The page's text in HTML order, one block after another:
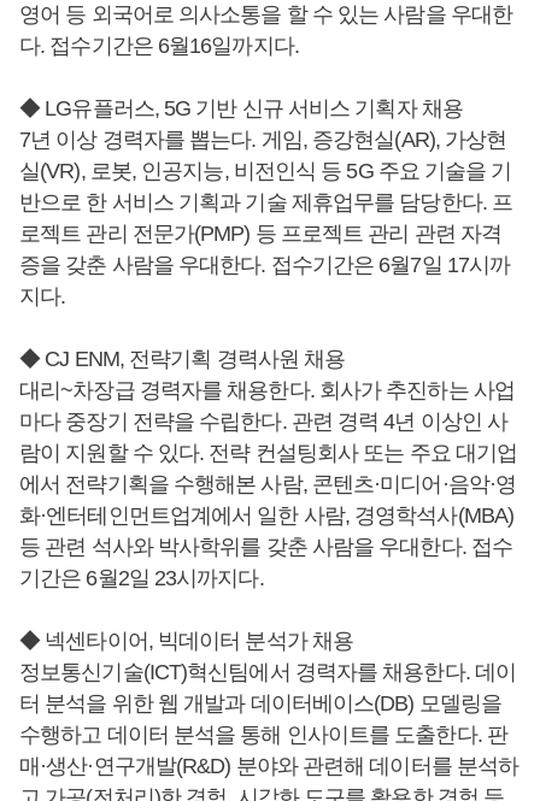
영어 등 외국어로 의사소통을 할 수 있는 사람을 우대한
다. 접수기간은 6월16일까지다.
◆ LG유플러스, 5G 기반 신규 서비스 기획자 채용
7년 이상 경력자를 뽑는다. 게임, 증강현실(AR), 가상현
실(VR), 로봇, 인공지능, 비전인식 등 5G 주요 기술을 기
반으로 한 서비스 기획과 기술 제휴업무를 담당한다. 프
로젝트 관리 전문가(PMP) 등 프로젝트 관리 관련 자격
증을 갖춘 사람을 우대한다. 접수기간은 6월7일 17시까
지다.
◆ CJ ENM, 전략기획 경력사원 채용
대리~차장급 경력자를 채용한다. 회사가 추진하는 사업
마다 중장기 전략을 수립한다. 관련 경력 4년 이상인 사
람이 지원할 수 있다. 전략 컨설팅회사 또는 주요 대기업
에서 전략기획을 수행해본 사람, 콘텐츠·미디어·음악·영
화·엔터테인먼트업계에서 일한 사람, 경영학석사(MBA)
등 관련 석사와 박사학위를 갖춘 사람을 우대한다. 접수
기간은 6월2일 23시까지다.
◆ 넥센타이어, 빅데이터 분석가 채용
정보통신기술(ICT)혁신팀에서 경력자를 채용한다. 데이
터 분석을 위한 웹 개발과 데이터베이스(DB) 모델링을
수행하고 데이터 분석을 통해 인사이트를 도출한다. 판
매·생산·연구개발(R&D) 분야와 관련해 데이터를 분석하